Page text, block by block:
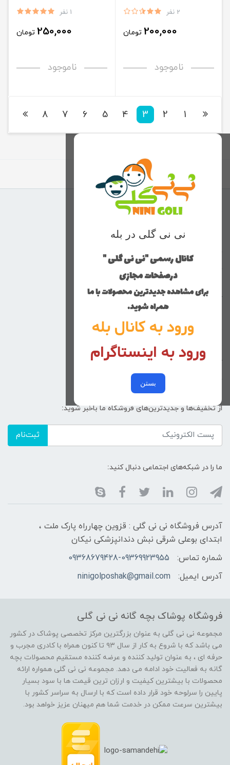
2 نفر
200,000 تومان
ناموجود
1 نفر
250,000 تومان
ناموجود
1
2
3
4
5
6
7
8
نی نی گلی در بله
کانال رسمی "نی نی گلی "
درصفحات مجازی
برای مشاهده جدیدترین محصولات با ما
همراه شوید.
ورود به کانال بله
ورود به اینستاگرام
بستن
برگشت به بالا
منوی وب‌سایت
خانه
کوچولوهای نی نی گلی
تماس با ما
کد پیگیری سفارشات
خرید عمده
از تخفیف‌ها و جدیدترین‌های فروشگاه ما باخبر شوید:
ثبت‌نام
ما را در شبکه‌های اجتماعی دنبال کنید:
آدرس فروشگاه نی نی گلی : قزوین چهارراه پارک ملت ،
ابتدای بوعلی شرقی نبش دندانپزشکی نیکان
شماره تماس:
09368679428-09369923955
آدرس ایمیل:
ninigolposhak@gmail.com
فروشگاه پوشاک بچه گانه نی نی گلی
مجموعه نی نی گلی به عنوان بزرگترین مرکز تخصصی پوشاک در کشور
می باشد که با شروع به کار از سال ۹۳ تا کنون همراه با کادری مجرب و
حرفه ای ، به عنوان تولید کننده و عرضه کننده مستقیم محصولات بچه
گانه به فعالیت خود ادامه می دهد. مجموعه نی نی گلی همواره ارائه
محصولات با بیشترین کیفیت و ارزان ترین قیمت ها با سود بسیار
پایین را سرلوحه خود قرار داده است که با ارسال به سراسر کشور با
بیشترین سرعت ممکن در خدمت شما هم میهنان عزیز خواهد بود.